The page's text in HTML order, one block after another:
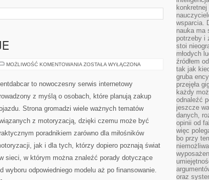
MOŻLIWOŚĆ KOMENTOWANIA TRENDY
ZOSTAŁA WYŁĄCZONA
to nowoczesny serwis internetowy
z myślą o osobach, które planują zakup
Strona gromadzi wiele ważnych tematów
z motoryzacją, dzięki czemu może być
poradnikiem zarówno dla miłośników
jak i dla tych, którzy dopiero poznają świat
sieci, w którym można znaleźć porady dotyczące
odpowiedniego modelu aż po finansowanie.
wsparcia.
nauka ma
potrzeby i
stoi
młodych
źródłem
tak jak
gruba
przejęła
każdy
odnaleźć
jeszcze
danych,
opinii od
więc
bo przy
oraz